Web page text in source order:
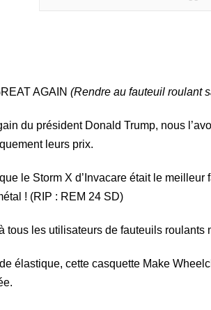
AGAIN (Rendre au fauteuil roulant
du président Donald Trump, nous
leurs prix.
le Storm X d’Invacare était le
! (RIP : REM 24 SD)
tous les utilisateurs de fauteuils
élastique, cette casquette Make